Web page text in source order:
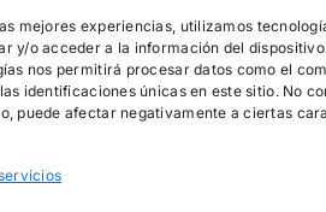
mejores experiencias, utilizamos
y/o acceder a la información del
nos permitirá procesar datos como el
identificaciones únicas en este sitio. No
puede afectar negativamente a ciertas